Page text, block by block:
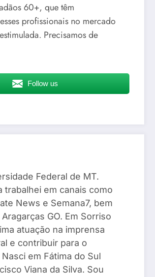
60+, que têm
profissionais no mercado
Precisamos de
Follow us
Federal de MT.
trabalhei em canais como
News e Semana7, bem
GO. Em Sorriso
atuação na imprensa
e contribuir para o
em Fátima do Sul
Viana da Silva. Sou